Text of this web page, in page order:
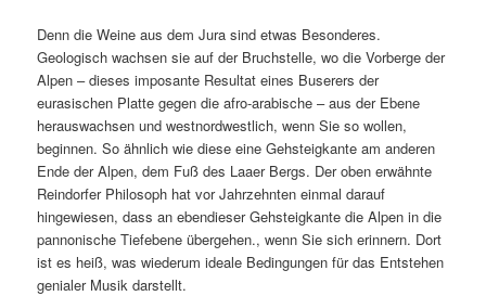
Denn die Weine aus dem Jura sind etwas Besonderes.
Geologisch wachsen sie auf der Bruchstelle, wo die Vorberge der
Alpen – dieses imposante Resultat eines Buserers der
eurasischen Platte gegen die afro-arabische – aus der Ebene
herauswachsen und westnordwestlich, wenn Sie so wollen,
beginnen. So ähnlich wie diese eine Gehsteigkante am anderen
Ende der Alpen, dem Fuß des Laaer Bergs. Der oben erwähnte
Reindorfer Philosoph hat vor Jahrzehnten einmal darauf
hingewiesen, dass an ebendieser Gehsteigkante die Alpen in die
pannonische Tiefebene übergehen., wenn Sie sich erinnern. Dort
ist es heiß, was wiederum ideale Bedingungen für das Entstehen
genialer Musik darstellt.